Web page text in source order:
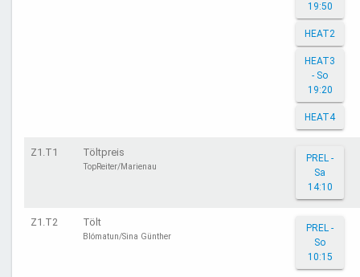
19:50
HEAT2
HEAT3
- So
19:20
HEAT4
Z1.T1 Töltpreis
TopReiter/Marienau
PREL -
Sa
14:10
Z1.T2 Tölt
Blómatun/Sina Günther
PREL -
So
10:15